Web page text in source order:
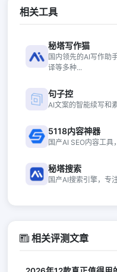
相关工具
秘塔写作猫
国内领先的AI写作助
译等多种...
句子控
AI文案的智能续写和
5118内容神器
国产AI SEO内容工
秘塔搜索
国产AI搜索引擎，专
相关评测文章